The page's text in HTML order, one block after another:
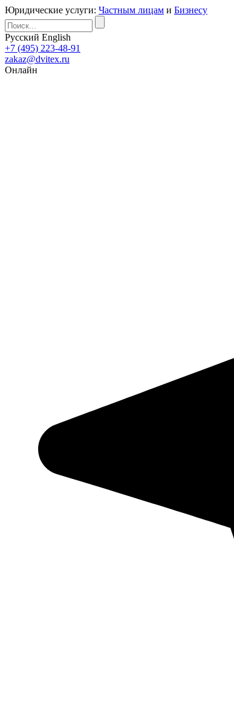
Юридические услуги: Частным лицам и Бизнесу
Русский English
+7 (495) 223-48-91
zakaz@dvitex.ru
Онлайн